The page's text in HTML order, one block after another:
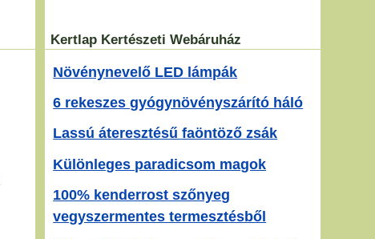
Kertlap Kertészeti Webáruház
Növénynevelő LED lámpák
6 rekeszes gyógynövényszárító háló
Lassú áteresztésű faöntöző zsák
Különleges paradicsom magok
100% kenderrost szőnyeg
vegyszermentes termesztésből